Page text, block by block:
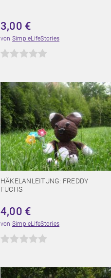
3,00 €
von SimpleLifeStories
HÄKELANLEITUNG: FREDDY
FUCHS
4,00 €
von SimpleLifeStories